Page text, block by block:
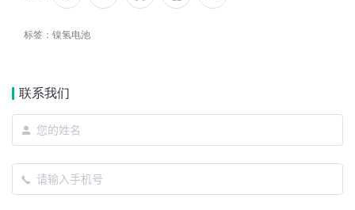
标签： 镍氢电池
联系我们